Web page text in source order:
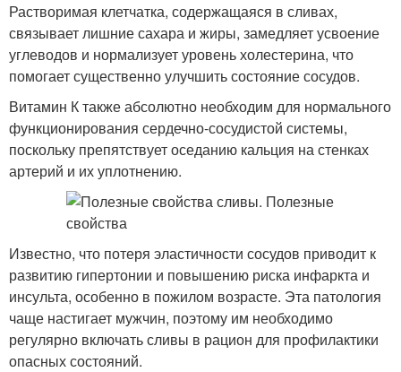
Растворимая клетчатка, содержащаяся в сливах,
связывает лишние сахара и жиры, замедляет усвоение
углеводов и нормализует уровень холестерина, что
помогает существенно улучшить состояние сосудов.
Витамин К также абсолютно необходим для нормального
функционирования сердечно-сосудистой системы,
поскольку препятствует оседанию кальция на стенках
артерий и их уплотнению.
Известно, что потеря эластичности сосудов приводит к
развитию гипертонии и повышению риска инфаркта и
инсульта, особенно в пожилом возрасте. Эта патология
чаще настигает мужчин, поэтому им необходимо
регулярно включать сливы в рацион для профилактики
опасных состояний.